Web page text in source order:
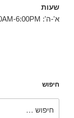
שעות
א'-ה': 8:30AM-6:00PM
חיפוש